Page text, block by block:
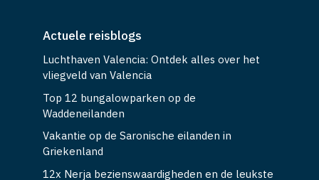
Actuele reisblogs
Luchthaven Valencia: Ontdek alles over het
vliegveld van Valencia
Top 12 bungalowparken op de
Waddeneilanden
Vakantie op de Saronische eilanden in
Griekenland
12x Nerja bezienswaardigheden en de leukste